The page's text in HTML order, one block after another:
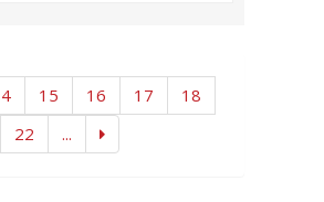
15 16 17
18
22 ...